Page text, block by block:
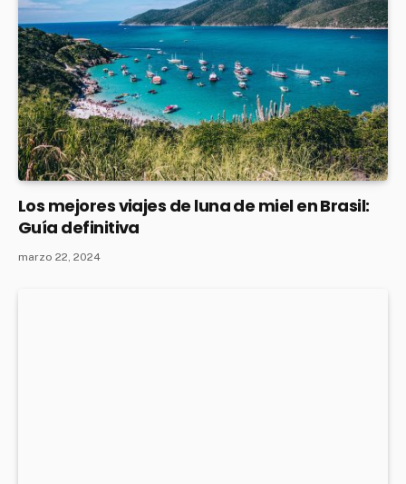
Los mejores viajes de luna de miel en Brasil:
Guía definitiva
marzo 22, 2024